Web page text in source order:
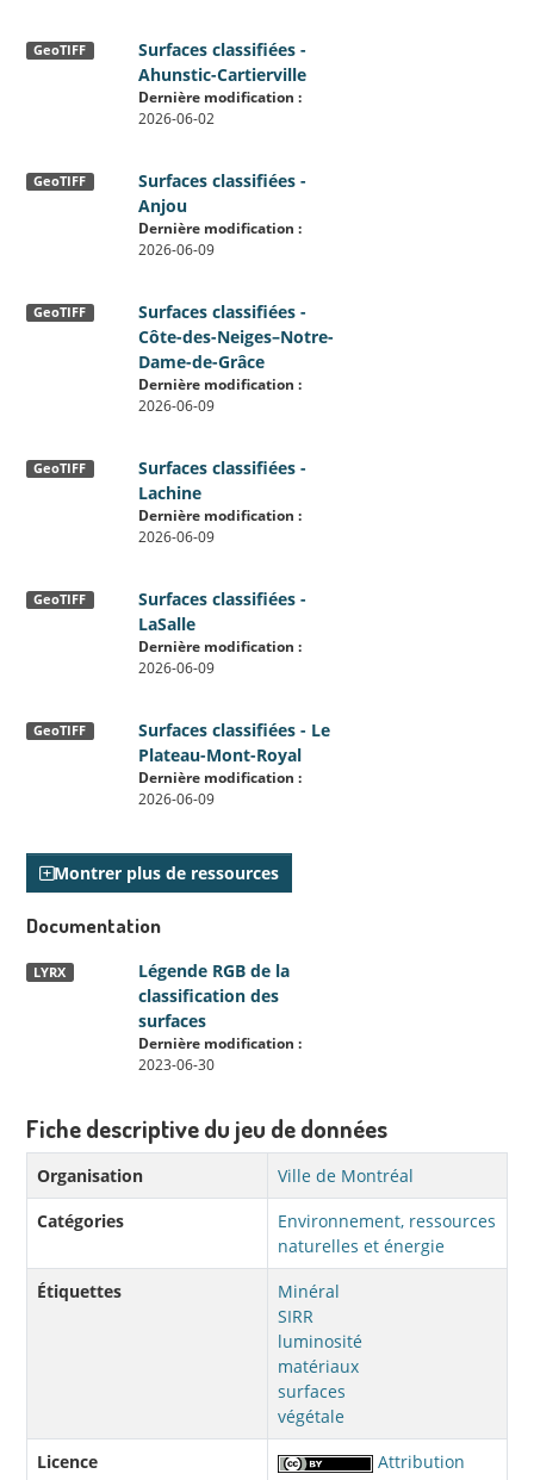
Surfaces classifiées -
Ahunstic-Cartierville
GeoTIFF
Dernière modification :
2026-06-02
Surfaces classifiées -
Anjou
GeoTIFF
Dernière modification :
2026-06-09
Surfaces classifiées -
Côte-des-Neiges–Notre-
Dame-de-Grâce
GeoTIFF
Dernière modification :
2026-06-09
Surfaces classifiées -
Lachine
GeoTIFF
Dernière modification :
2026-06-09
Surfaces classifiées -
LaSalle
GeoTIFF
Dernière modification :
2026-06-09
Surfaces classifiées - Le
Plateau-Mont-Royal
GeoTIFF
Dernière modification :
2026-06-09
Montrer plus de ressources
Documentation
Légende RGB de la
classification des
surfaces
LYRX
Dernière modification :
2023-06-30
Fiche descriptive du jeu de données
Organisation
Ville de Montréal
Catégories
Environnement, ressources
naturelles et énergie
Étiquettes
Minéral
SIRR
luminosité
matériaux
surfaces
végétale
Licence
Attribution